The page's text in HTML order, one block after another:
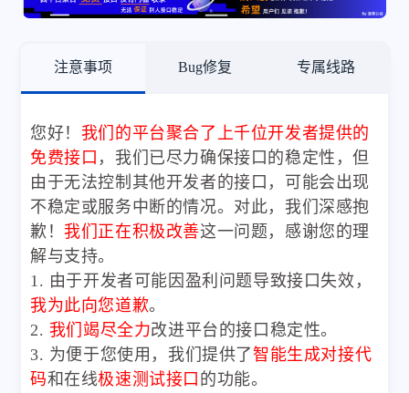
注意事项 Bug修复 专属线路
您好！ 我们的平台聚合了上千位开发者提供的
免费接口 ，我们已尽力确保接口的稳定性，但
由于无法控制其他开发者的接口，可能会出现
不稳定或服务中断的情况。对此，我们深感抱
歉！ 我们正在积极改善这一问题，感谢您的理
解与支持。
1. 由于开发者可能因盈利问题导致接口失效，
我为此向您道歉。
2. 我们竭尽全力改进平台的接口稳定性。
3. 为便于您使用，我们提供了智能生成对接代
码和在线极速测试接口 的功能。